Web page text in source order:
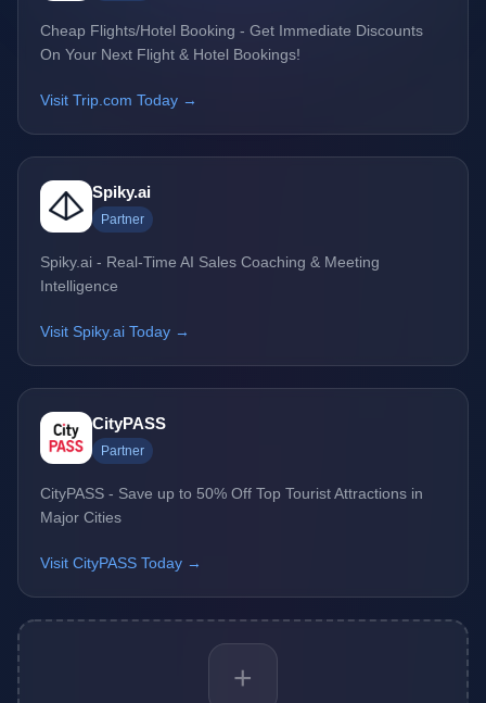
Cheap Flights/Hotel Booking - Get Immediate Discounts
On Your Next Flight & Hotel Bookings!
Visit Trip.com Today →
Spiky.ai
Partner
Spiky.ai - Real-Time AI Sales Coaching & Meeting
Intelligence
Visit Spiky.ai Today →
CityPASS
Partner
CityPASS - Save up to 50% Off Top Tourist Attractions in
Major Cities
Visit CityPASS Today →
+